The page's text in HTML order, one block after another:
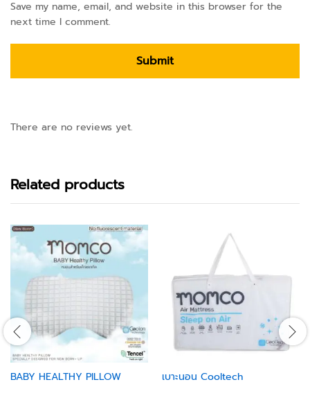
Save my name, email, and website in this browser for the
next time I comment.
There are no reviews yet.
Related products
BABY HEALTHY PILLOW เบาะนอน Cooltech